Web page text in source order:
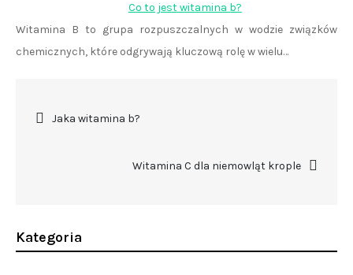
Co to jest witamina b?
Witamina B to grupa rozpuszczalnych w wodzie związków
chemicznych, które odgrywają kluczową rolę w wielu…
Nawigacja
Jaka witamina b?
Witamina C dla niemowląt krople
Kategoria